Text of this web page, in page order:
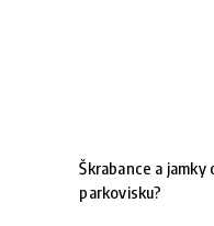
Škrabance a
parkovisku?